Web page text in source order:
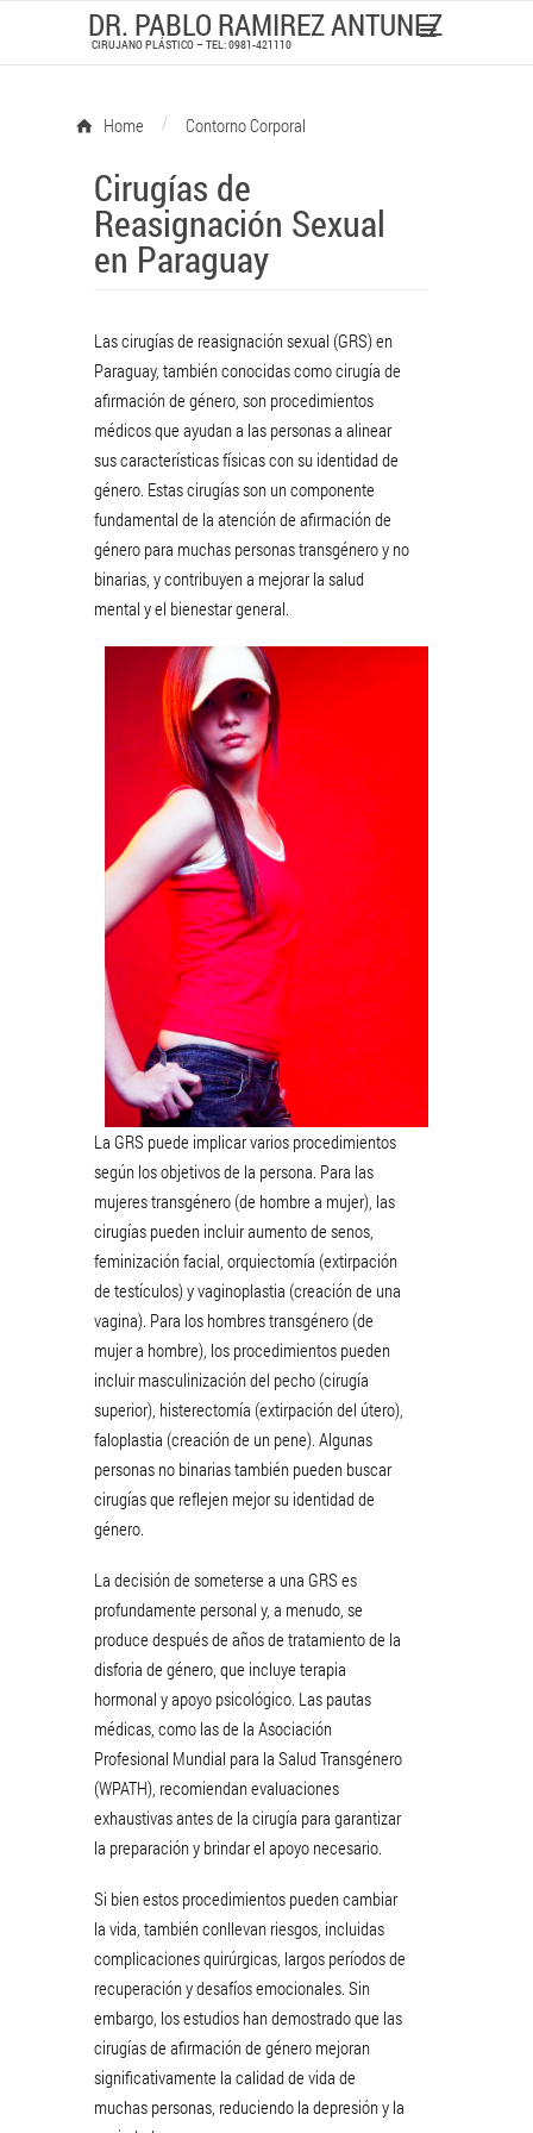
DR. PABLO RAMIREZ ANTUNEZ
CIRUJANO PLÁSTICO – TEL: 0981-421110
Home / Contorno Corporal
Cirugías de
Reasignación Sexual
en Paraguay
Las cirugías de reasignación sexual (GRS) en
Paraguay, también conocidas como cirugía de
afirmación de género, son procedimientos
médicos que ayudan a las personas a alinear
sus características físicas con su identidad de
género. Estas cirugías son un componente
fundamental de la atención de afirmación de
género para muchas personas transgénero y no
binarias, y contribuyen a mejorar la salud
mental y el bienestar general.
La GRS puede implicar varios procedimientos
según los objetivos de la persona. Para las
mujeres transgénero (de hombre a mujer), las
cirugías pueden incluir aumento de senos,
feminización facial, orquiectomía (extirpación
de testículos) y vaginoplastia (creación de una
vagina). Para los hombres transgénero (de
mujer a hombre), los procedimientos pueden
incluir masculinización del pecho (cirugía
superior), histerectomía (extirpación del útero),
faloplastia (creación de un pene). Algunas
personas no binarias también pueden buscar
cirugías que reflejen mejor su identidad de
género.
La decisión de someterse a una GRS es
profundamente personal y, a menudo, se
produce después de años de tratamiento de la
disforia de género, que incluye terapia
hormonal y apoyo psicológico. Las pautas
médicas, como las de la Asociación
Profesional Mundial para la Salud Transgénero
(WPATH), recomiendan evaluaciones
exhaustivas antes de la cirugía para garantizar
la preparación y brindar el apoyo necesario.
Si bien estos procedimientos pueden cambiar
la vida, también conllevan riesgos, incluidas
complicaciones quirúrgicas, largos períodos de
recuperación y desafíos emocionales. Sin
embargo, los estudios han demostrado que las
cirugías de afirmación de género mejoran
significativamente la calidad de vida de
muchas personas, reduciendo la depresión y la